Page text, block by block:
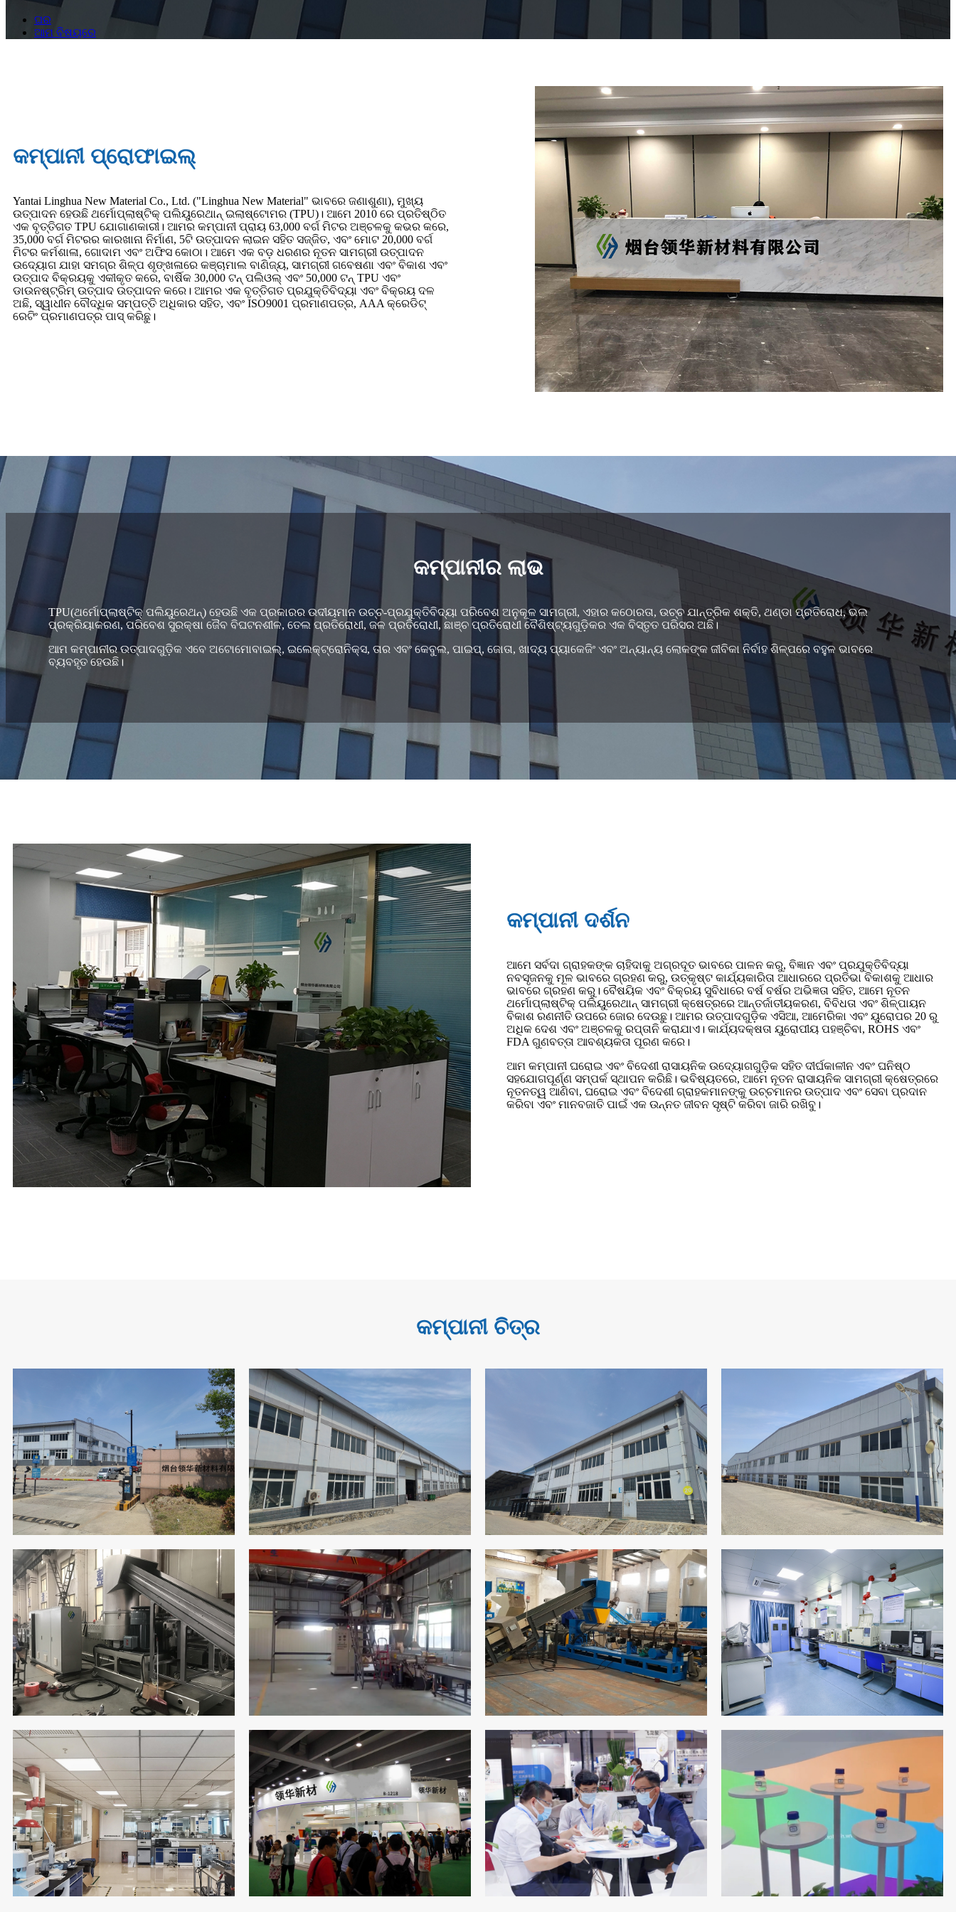
ଘର
ଆମ ବିଷୟରେ
କମ୍ପାନୀ ପ୍ରୋଫାଇଲ୍
Yantai Linghua New Material Co., Ltd. ("Linghua New Material" ଭାବରେ ଜଣାଶୁଣା), ମୁଖ୍ୟ
ଉତ୍ପାଦନ ହେଉଛି ଥର୍ମୋପ୍ଲାଷ୍ଟିକ୍ ପଲିୟୁରେଥାନ୍ ଇଲାଷ୍ଟୋମର (TPU)। ଆମେ 2010 ରେ ପ୍ରତିଷ୍ଠିତ
ଏକ ବୃତ୍ତିଗତ TPU ଯୋଗାଣକାରୀ। ଆମର କମ୍ପାନୀ ପ୍ରାୟ 63,000 ବର୍ଗ ମିଟର ଅଞ୍ଚଳକୁ କଭର କରେ,
35,000 ବର୍ଗ ମିଟରର କାରଖାନା ନିର୍ମାଣ, 5ଟି ଉତ୍ପାଦନ ଲାଇନ ସହିତ ସଜ୍ଜିତ, ଏବଂ ମୋଟ 20,000 ବର୍ଗ
ମିଟର କର୍ମଶାଳା, ଗୋଦାମ ଏବଂ ଅଫିସ କୋଠା। ଆମେ ଏକ ବଡ଼ ଧରଣର ନୂତନ ସାମଗ୍ରୀ ଉତ୍ପାଦନ
ଉଦ୍ୟୋଗ ଯାହା ସମଗ୍ର ଶିଳ୍ପ ଶୃଙ୍ଖଳାରେ କଞ୍ଚାମାଲ ବାଣିଜ୍ୟ, ସାମଗ୍ରୀ ଗବେଷଣା ଏବଂ ବିକାଶ ଏବଂ
ଉତ୍ପାଦ ବିକ୍ରୟକୁ ଏକୀକୃତ କରେ, ବାର୍ଷିକ 30,000 ଟନ୍ ପଲିଓଲ୍ ଏବଂ 50,000 ଟନ୍ TPU ଏବଂ
ଡାଉନଷ୍ଟ୍ରିମ୍ ଉତ୍ପାଦ ଉତ୍ପାଦନ କରେ। ଆମର ଏକ ବୃତ୍ତିଗତ ପ୍ରଯୁକ୍ତିବିଦ୍ୟା ଏବଂ ବିକ୍ରୟ ଦଳ
ଅଛି, ସ୍ୱାଧୀନ ବୌଦ୍ଧିକ ସମ୍ପତ୍ତି ଅଧିକାର ସହିତ, ଏବଂ ISO9001 ପ୍ରମାଣପତ୍ର, AAA କ୍ରେଡିଟ୍
ରେଟିଂ ପ୍ରମାଣପତ୍ର ପାସ୍ କରିଛୁ।
କମ୍ପାନୀର ଲାଭ
TPU(ଥର୍ମୋପ୍ଲାଷ୍ଟିକ୍ ପଲିୟୁରେଥନ୍) ହେଉଛି ଏକ ପ୍ରକାରର ଉଦୀୟମାନ ଉଚ୍ଚ-ପ୍ରଯୁକ୍ତିବିଦ୍ୟା ପରିବେଶ ଅନୁକୂଳ ସାମଗ୍ରୀ, ଏହାର କଠୋରତା, ଉଚ୍ଚ ଯାନ୍ତ୍ରିକ ଶକ୍ତି, ଥଣ୍ଡା ପ୍ରତିରୋଧ, ଭଲ
ପ୍ରକ୍ରିୟାକରଣ, ପରିବେଶ ସୁରକ୍ଷା ଜୈବ ବିଘଟନଶୀଳ, ତେଲ ପ୍ରତିରୋଧୀ, ଜଳ ପ୍ରତିରୋଧୀ, ଛାଞ୍ଚ ପ୍ରତିରୋଧୀ ବୈଶିଷ୍ଟ୍ୟଗୁଡ଼ିକର ଏକ ବିସ୍ତୃତ ପରିସର ଅଛି।
ଆମ କମ୍ପାନୀର ଉତ୍ପାଦଗୁଡ଼ିକ ଏବେ ଅଟୋମୋବାଇଲ୍, ଇଲେକ୍ଟ୍ରୋନିକ୍ସ, ତାର ଏବଂ କେବୁଲ, ପାଇପ୍, ଜୋତା, ଖାଦ୍ୟ ପ୍ୟାକେଜିଂ ଏବଂ ଅନ୍ୟାନ୍ୟ ଲୋକଙ୍କ ଜୀବିକା ନିର୍ବାହ ଶିଳ୍ପରେ ବହୁଳ ଭାବରେ
ବ୍ୟବହୃତ ହେଉଛି।
କମ୍ପାନୀ ଦର୍ଶନ
ଆମେ ସର୍ବଦା ଗ୍ରାହକଙ୍କ ଚାହିଦାକୁ ଅଗ୍ରଦୂତ ଭାବରେ ପାଳନ କରୁ, ବିଜ୍ଞାନ ଏବଂ ପ୍ରଯୁକ୍ତିବିଦ୍ୟା
ନବସୃଜନକୁ ମୂଳ ଭାବରେ ଗ୍ରହଣ କରୁ, ଉତ୍କୃଷ୍ଟ କାର୍ଯ୍ୟକାରିତା ଆଧାରରେ ପ୍ରତିଭା ବିକାଶକୁ ଆଧାର
ଭାବରେ ଗ୍ରହଣ କରୁ। ବୈଷୟିକ ଏବଂ ବିକ୍ରୟ ସୁବିଧାରେ ବର୍ଷ ବର୍ଷର ଅଭିଜ୍ଞତା ସହିତ, ଆମେ ନୂତନ
ଥର୍ମୋପ୍ଲାଷ୍ଟିକ୍ ପଲିୟୁରେଥାନ୍ ସାମଗ୍ରୀ କ୍ଷେତ୍ରରେ ଆନ୍ତର୍ଜାତୀୟକରଣ, ବିବିଧତା ଏବଂ ଶିଳ୍ପାୟନ
ବିକାଶ ରଣନୀତି ଉପରେ ଜୋର ଦେଉଛୁ। ଆମର ଉତ୍ପାଦଗୁଡ଼ିକ ଏସିଆ, ଆମେରିକା ଏବଂ ୟୁରୋପର 20 ରୁ
ଅଧିକ ଦେଶ ଏବଂ ଅଞ୍ଚଳକୁ ରପ୍ତାନି କରାଯାଏ। କାର୍ଯ୍ୟଦକ୍ଷତା ୟୁରୋପୀୟ ପହଞ୍ଚିବା, ROHS ଏବଂ
FDA ଗୁଣବତ୍ତା ଆବଶ୍ୟକତା ପୂରଣ କରେ।
ଆମ କମ୍ପାନୀ ଘରୋଇ ଏବଂ ବିଦେଶୀ ରାସାୟନିକ ଉଦ୍ୟୋଗଗୁଡ଼ିକ ସହିତ ଦୀର୍ଘକାଳୀନ ଏବଂ ଘନିଷ୍ଠ
ସହଯୋଗପୂର୍ଣ୍ଣ ସମ୍ପର୍କ ସ୍ଥାପନ କରିଛି। ଭବିଷ୍ୟତରେ, ଆମେ ନୂତନ ରାସାୟନିକ ସାମଗ୍ରୀ କ୍ଷେତ୍ରରେ
ନୂତନତ୍ୱ ଆଣିବା, ଘରୋଇ ଏବଂ ବିଦେଶୀ ଗ୍ରାହକମାନଙ୍କୁ ଉଚ୍ଚମାନର ଉତ୍ପାଦ ଏବଂ ସେବା ପ୍ରଦାନ
କରିବା ଏବଂ ମାନବଜାତି ପାଇଁ ଏକ ଉନ୍ନତ ଜୀବନ ସୃଷ୍ଟି କରିବା ଜାରି ରଖିବୁ।
କମ୍ପାନୀ ଚିତ୍ର